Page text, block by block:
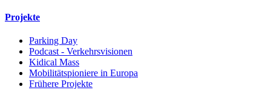
Projekte
Parking Day
Podcast - Verkehrsvisionen
Kidical Mass
Mobilitätspioniere in Europa
Frühere Projekte